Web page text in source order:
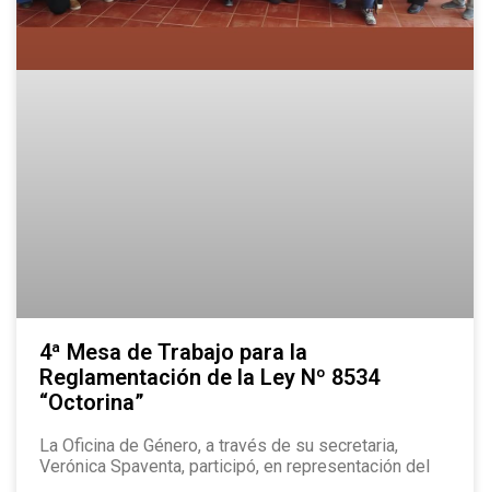
4ª Mesa de Trabajo para la
Reglamentación de la Ley Nº 8534
“Octorina”
La Oficina de Género, a través de su secretaria,
Verónica Spaventa, participó, en representación del